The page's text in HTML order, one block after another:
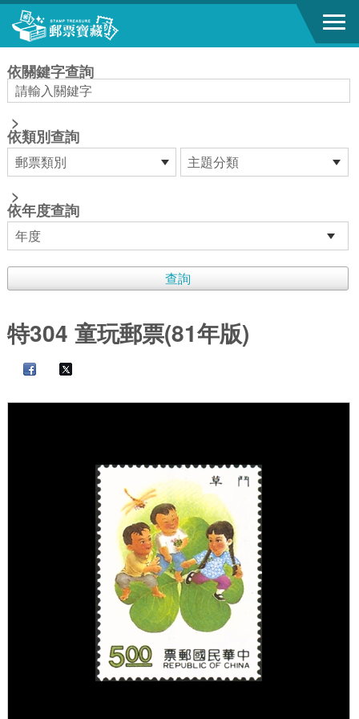
跳到主要內容區塊
依關鍵字查詢
>
依類別查詢
>
依年度查詢
特304 童玩郵票(81年版)